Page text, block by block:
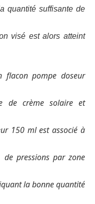
quantité suffisante de
visé est alors atteint
flacon pompe doseur
de crème solaire et
150 ml est associé à
pressions par zone
la bonne quantité